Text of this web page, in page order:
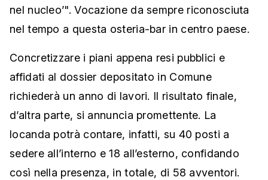
nel nucleo’". Vocazione da sempre riconosciuta
nel tempo a questa osteria-bar in centro paese.
Concretizzare i piani appena resi pubblici e
affidati al dossier depositato in Comune
richiederà un anno di lavori. Il risultato finale,
d’altra parte, si annuncia promettente. La
locanda potrà contare, infatti, su 40 posti a
sedere all’interno e 18 all’esterno, confidando
così nella presenza, in totale, di 58 avventori.